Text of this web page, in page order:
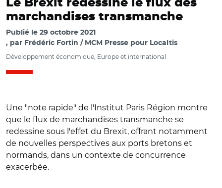
Le Brexit redessine le flux des
marchandises transmanche
Publié le 29 octobre 2021
par Frédéric Fortin / MCM Presse pour Localtis
Développement économique, Europe et international
Une "note rapide" de l'Institut Paris Région montre
que le flux de marchandises transmanche se
redessine sous l'effet du Brexit, offrant notamment
de nouvelles perspectives aux ports bretons et
normands, dans un contexte de concurrence
exacerbée.